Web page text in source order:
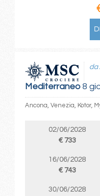
Mediterraneo8
da
Ancona, Venezia, Kotor,
02/06/2028
€ 733
16/06/2028
€ 743
30/06/2028